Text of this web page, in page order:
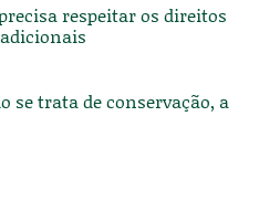
respeitar os direitos
se trata de conservação, a